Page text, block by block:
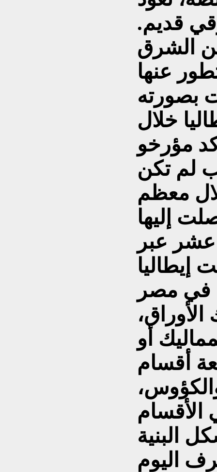
قديم.
الشرق
عنها
بصورته
خلال
مؤرخو
لم تكن
معظم
إليها
عشر عبر
إيطاليا
في مصر
أو
أقسام
البنية
اليوم